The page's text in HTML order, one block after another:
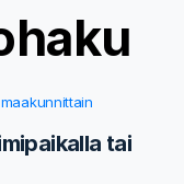
tai